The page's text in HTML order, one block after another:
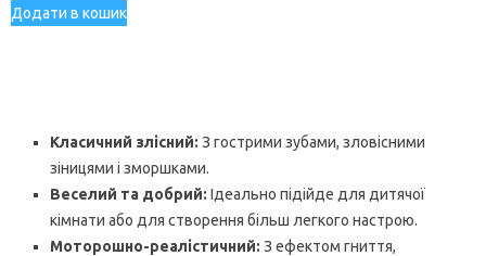
450,00 ₴.350,00 ₴.
Додати в кошик
Класичний злісний: З гострими зубами, зловісними
зіницями і зморшками.
Веселий та добрий: Ідеально підійде для дитячої
кімнати або для створення більш легкого настрою.
Моторошно-реалістичний: З ефектом гниття,